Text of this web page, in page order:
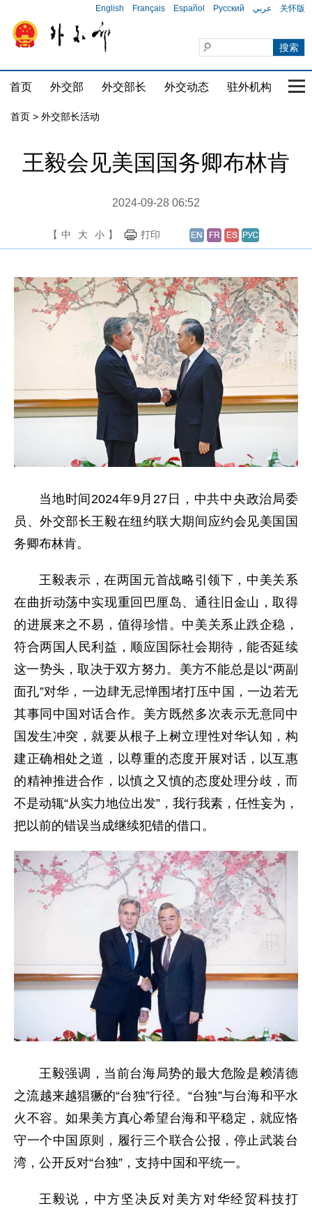
English Français Español Русский عربي 关怀版
首页 外交部 外交部长 外交动态 驻外机构 国
首页 > 外交部长活动
王毅会见美国国务卿布林肯
2024-09-28 06:52
【 中 大 小 】 打印
当地时间2024年9月27日，中共中央政治局委
员、外交部长王毅在纽约联大期间应约会见美国国
务卿布林肯。
王毅表示，在两国元首战略引领下，中美关系
在曲折动荡中实现重回巴厘岛、通往旧金山，取得
的进展来之不易，值得珍惜。中美关系止跌企稳，
符合两国人民利益，顺应国际社会期待，能否延续
这一势头，取决于双方努力。美方不能总是以“两副
面孔”对华，一边肆无忌惮围堵打压中国，一边若无
其事同中国对话合作。美方既然多次表示无意同中
国发生冲突，就要从根子上树立理性对华认知，构
建正确相处之道，以尊重的态度开展对话，以互惠
的精神推进合作，以慎之又慎的态度处理分歧，而
不是动辄“从实力地位出发”，我行我素，任性妄为，
把以前的错误当成继续犯错的借口。
王毅强调，当前台海局势的最大危险是赖清德
之流越来越猖獗的“台独”行径。“台独”与台海和平水
火不容。如果美方真心希望台海和平稳定，就应恪
守一个中国原则，履行三个联合公报，停止武装台
湾，公开反对“台独”，支持中国和平统一。
王毅说，中方坚决反对美方对华经贸科技打